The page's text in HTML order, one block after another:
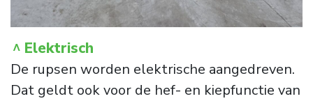
Elektrisch
De rupsen worden elektrische aangedreven.
Dat geldt ook voor de hef- en kiepfunctie van